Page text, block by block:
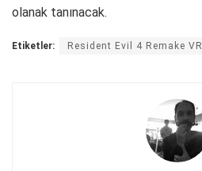
olanak tanınacak.
Etiketler: Resident Evil 4 Remake VR